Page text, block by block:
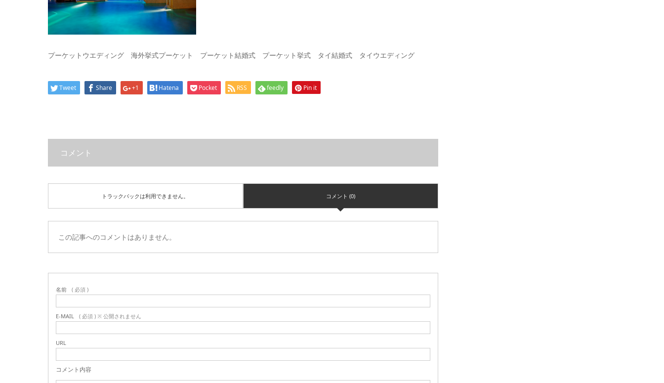
プーケットウエディング 海外挙式プーケット プーケット結婚式 プーケット挙式 タイ結婚式 タイウエディング
Tweet Share +1 Hatena Pocket RSS feedly Pin it
コメント
トラックバックは利用できません。 コメント (0)
この記事へのコメントはありません。
名前 ( 必須 )
E-MAIL ( 必須 ) ※ 公開されません
URL
コメント内容